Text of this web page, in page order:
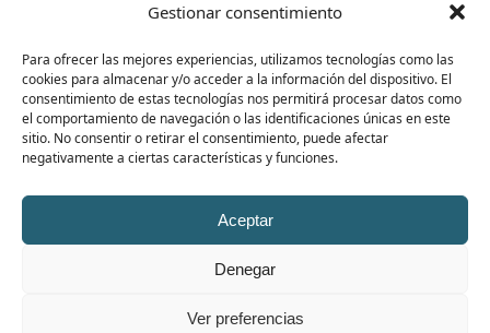
Gestionar consentimiento
Para ofrecer las mejores experiencias, utilizamos tecnologías como las
cookies para almacenar y/o acceder a la información del dispositivo. El
consentimiento de estas tecnologías nos permitirá procesar datos como
el comportamiento de navegación o las identificaciones únicas en este
sitio. No consentir o retirar el consentimiento, puede afectar
negativamente a ciertas características y funciones.
Aceptar
Denegar
Ver preferencias